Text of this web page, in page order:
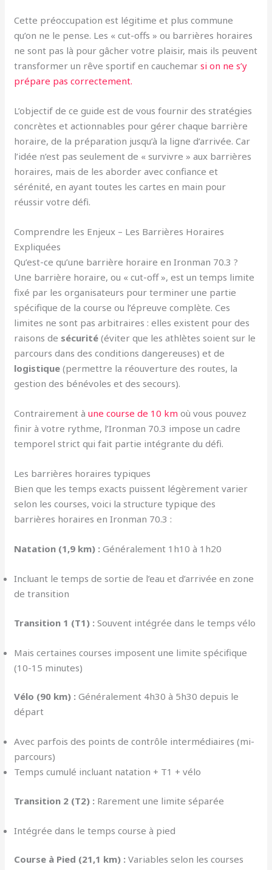
Cette préoccupation est légitime et plus commune
qu’on ne le pense. Les « cut-offs » ou barrières horaires
ne sont pas là pour gâcher votre plaisir, mais ils peuvent
transformer un rêve sportif en cauchemarsi on ne s’y
prépare pas correctement.
L’objectif de ce guide est de vous fournir des stratégies
concrètes et actionnables pour gérer chaque barrière
horaire, de la préparation jusqu’à la ligne d’arrivée. Car
l’idée n’est pas seulement de « survivre » aux barrières
horaires, mais de les aborder avec confiance et
sérénité, en ayant toutes les cartes en main pour
réussir votre défi.
Comprendre les Enjeux – Les Barrières Horaires
Expliquées
Qu’est-ce qu’une barrière horaire en Ironman 70.3 ?
Une barrière horaire, ou « cut-off », est un temps limite
fixé par les organisateurs pour terminer une partie
spécifique de la course ou l’épreuve complète. Ces
limites ne sont pas arbitraires : elles existent pour des
raisons de sécurité (éviter que les athlètes soient sur le
parcours dans des conditions dangereuses) et de
logistique (permettre la réouverture des routes, la
gestion des bénévoles et des secours).
Contrairement àune course de 10 km où vous pouvez
finir à votre rythme, l’Ironman 70.3 impose un cadre
temporel strict qui fait partie intégrante du défi.
Les barrières horaires typiques
Bien que les temps exacts puissent légèrement varier
selon les courses, voici la structure typique des
barrières horaires en Ironman 70.3 :
Natation (1,9 km) : Généralement 1h10 à 1h20
Incluant le temps de sortie de l’eau et d’arrivée en zone
de transition
Transition 1 (T1) : Souvent intégrée dans le temps vélo
Mais certaines courses imposent une limite spécifique
(10-15 minutes)
Vélo (90 km) : Généralement 4h30 à 5h30 depuis le
départ
Avec parfois des points de contrôle intermédiaires (mi-
parcours)
Temps cumulé incluant natation + T1 + vélo
Transition 2 (T2) : Rarement une limite séparée
Intégrée dans le temps course à pied
Course à Pied (21,1 km) : Variables selon les courses